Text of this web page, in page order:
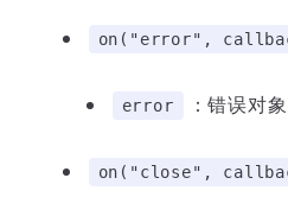
on("error",
error ：错误对
on("close",